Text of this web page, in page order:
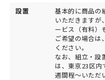
設置
基本的に商品の
いただきますが
ービス（有料）
ご希望の場合は
ください。
なお、組立・設
は、東京23区内
週間程～いただ